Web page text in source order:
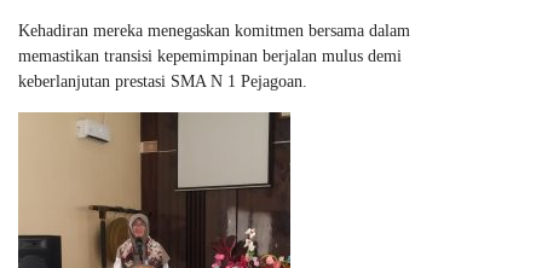
Kehadiran mereka menegaskan komitmen bersama dalam
memastikan transisi kepemimpinan berjalan mulus demi
keberlanjutan prestasi SMA N 1 Pejagoan.